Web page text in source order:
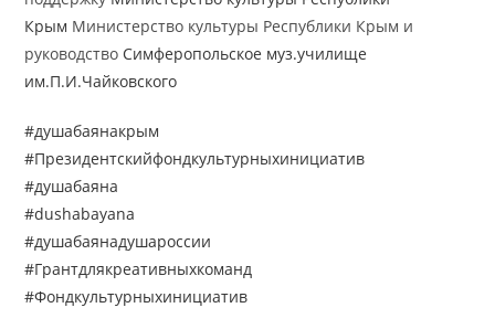
Крым Министерство культуры Республики Крым и
руководство Симферопольское муз.училище
им.П.И.Чайковского
#душабаянакрым
#Президентскийфондкультурныхинициатив
#душабаяна
#dushabayana
#душабаянадушароссии
#Грантдлякреативныхкоманд
#Фондкультурныхинициатив